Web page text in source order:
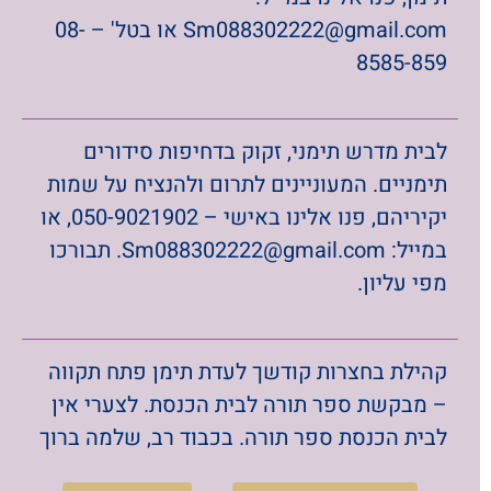
תימניים. המעוניינים לתרום ולהנציח על שמות
מפי עליון.
קהילת בחצרות קודשך לעדת תימן פתח תקווה
– מבקשת ספר תורה לבית הכנסת. לצערי אין
לבית הכנסת ספר תורה. בכבוד רב, שלמה ברוך
לקהילת בני תורה מתפתחת ברכסים: דרוש
בדחיפות ספר תורה (ישנו ספר תורה אחד